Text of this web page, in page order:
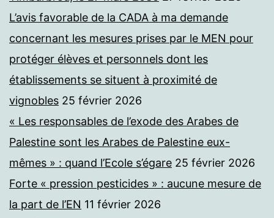
L’avis favorable de la CADA à ma demande
concernant les mesures prises par le MEN pour
protéger élèves et personnels dont les
établissements se situent à proximité de
vignobles 25 février 2026
« Les responsables de l’exode des Arabes de
Palestine sont les Arabes de Palestine eux-
mêmes » : quand l’Ecole s’égare 25 février 2026
Forte « pression pesticides » : aucune mesure de
la part de l’EN 11 février 2026